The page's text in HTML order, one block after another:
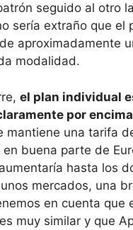
seguido al otro
sería extraño que el
aproximadamente
modalidad.
el plan individual
por
mantiene una tarifa
en buena parte de
hasta los
mercados, una
en cuenta que
muy similar y que